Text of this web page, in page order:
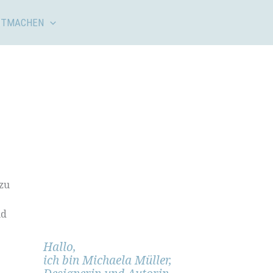
Hallo,
ich bin Michaela Müller,